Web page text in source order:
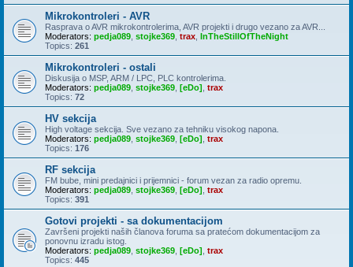
Mikrokontroleri - AVR
Rasprava o AVR mikrokontrolerima, AVR projekti i drugo vezano za AVR...
Moderators: pedja089 stojke369 trax InTheStillOfTheNight
Topics: 261
Mikrokontroleri - ostali
Diskusija o MSP, ARM / LPC, PLC kontrolerima.
Moderators: pedja089 stojke369 [eDo] trax
Topics: 72
HV sekcija
High voltage sekcija. Sve vezano za tehniku visokog napona.
Moderators: pedja089 stojke369 [eDo] trax
Topics: 176
RF sekcija
FM bube, mini predajnici i prijemnici - forum vezan za radio opremu.
Moderators: pedja089 stojke369 [eDo] trax
Topics: 391
Gotovi projekti - sa dokumentacijom
Završeni projekti naših članova foruma sa pratećom dokumentacijom za
ponovnu izradu istog.
Moderators: pedja089 stojke369 [eDo] trax
Topics: 445